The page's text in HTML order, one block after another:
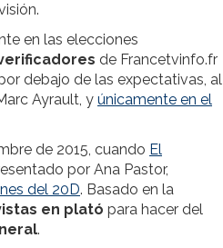
en las elecciones
de Francetvinfo.fr
debajo de las expectativas, al
Ayrault, y únicamente en el
de 2015, cuando El
por Ana Pastor,
del 20D. Basado en la
en plató para hacer del
.